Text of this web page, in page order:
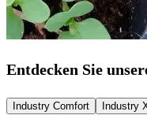
Entdecken Sie
Industry Comfort Industry